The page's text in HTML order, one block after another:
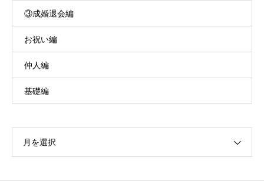
③成婚退会編
お祝い編
仲人編
基礎編
月を選択